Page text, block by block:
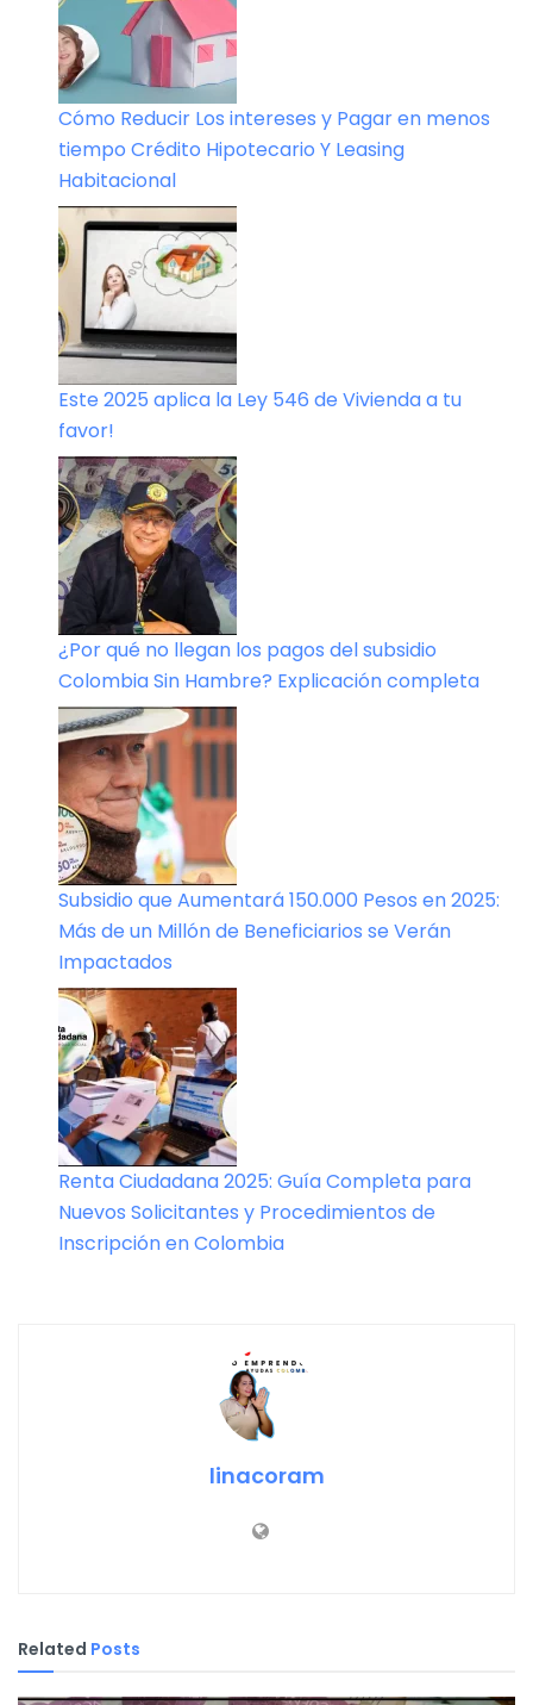
Cómo Reducir Los intereses y Pagar en menos
tiempo Crédito Hipotecario Y Leasing
Habitacional
Este 2025 aplica la Ley 546 de Vivienda a tu
favor!
¿Por qué no llegan los pagos del subsidio
Colombia Sin Hambre? Explicación completa
Subsidio que Aumentará 150.000 Pesos en 2025:
Más de un Millón de Beneficiarios se Verán
Impactados
Renta Ciudadana 2025: Guía Completa para
Nuevos Solicitantes y Procedimientos de
Inscripción en Colombia
linacoram
Related Posts